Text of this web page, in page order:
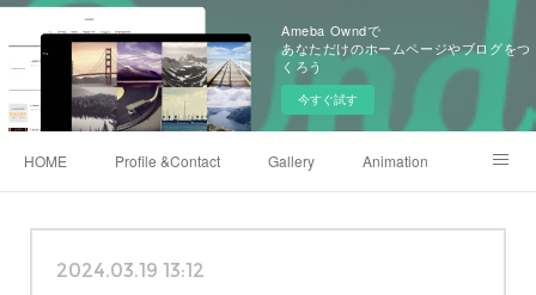
Ameba Owndで
あなただけのホームページやブログをつ
くろう
今すぐ試す
HOME Profile &Contact Gallery Animation
2024.03.19 13:12